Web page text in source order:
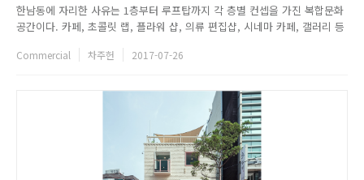
한남동에 자리한 사유는 1층부터 루프탑까지 각 층별 컨셉을 가진 복합문화
공간이다. 카페, 초콜릿 랩, 플라워 샵, 의류 편집샵, 시네마 카페, 갤러리 등
층을 컨셉별로 구분해 지난 5월 오픈했다. 사람과 사랑을 생각하는 마음을
Commercial 차주헌 2017-07-26